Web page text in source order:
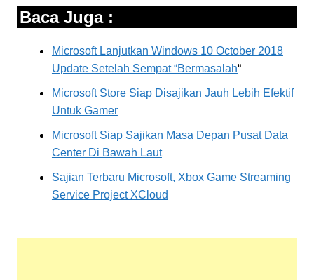
Baca Juga :
Microsoft Lanjutkan Windows 10 October 2018
Update Setelah Sempat “Bermasalah“
Microsoft Store Siap Disajikan Jauh Lebih Efektif
Untuk Gamer
Microsoft Siap Sajikan Masa Depan Pusat Data
Center Di Bawah Laut
Sajian Terbaru Microsoft, Xbox Game Streaming
Service Project XCloud